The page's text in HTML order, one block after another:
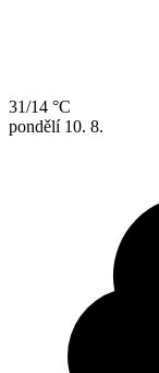
31/14 °C
pondělí 10. 8.